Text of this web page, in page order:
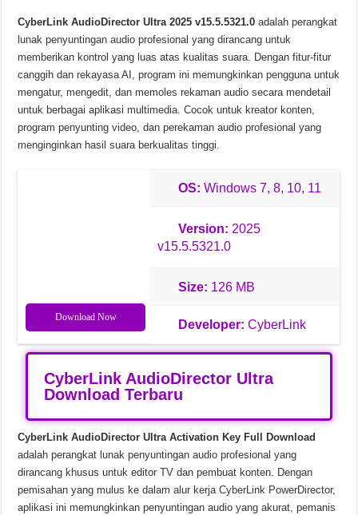
Chinese Frontiers v2.3.2582 Unduhan Gratis
CyberLink AudioDirector Ultra 2025 v15.5.5321.0 adalah perangkat
lunak penyuntingan audio profesional yang dirancang untuk
memberikan kontrol yang luas atas kualitas suara. Dengan fitur-fitur
canggih dan rekayasa AI, program ini memungkinkan pengguna untuk
mengatur, mengedit, dan memoles rekaman audio secara mendetail
untuk berbagai aplikasi multimedia. Cocok untuk kreator konten,
program penyunting video, dan perekaman audio profesional yang
menginginkan hasil suara berkualitas tinggi.
Download Now
OS: Windows 7, 8, 10, 11
Version: 2025
v15.5.5321.0
Size: 126 MB
Developer: CyberLink
CyberLink AudioDirector Ultra
Download Terbaru
CyberLink AudioDirector Ultra Activation Key Full Download
adalah perangkat lunak penyuntingan audio profesional yang
dirancang khusus untuk editor TV dan pembuat konten. Dengan
pemisahan yang mulus ke dalam alur kerja CyberLink PowerDirector,
aplikasi ini memungkinkan penyuntingan audio yang akurat, pemanis